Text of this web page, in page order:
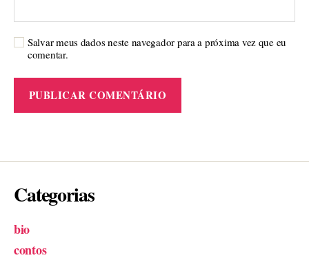
Salvar meus dados neste navegador para a próxima vez que eu
comentar.
Categorias
bio
contos